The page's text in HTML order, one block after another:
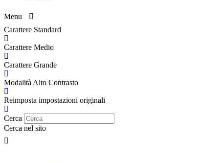
Menu
Carattere Standard
Carattere Medio
Carattere Grande
Modalità Alto Contrasto
Reimposta impostazioni originali
Cerca
Cerca nel sito